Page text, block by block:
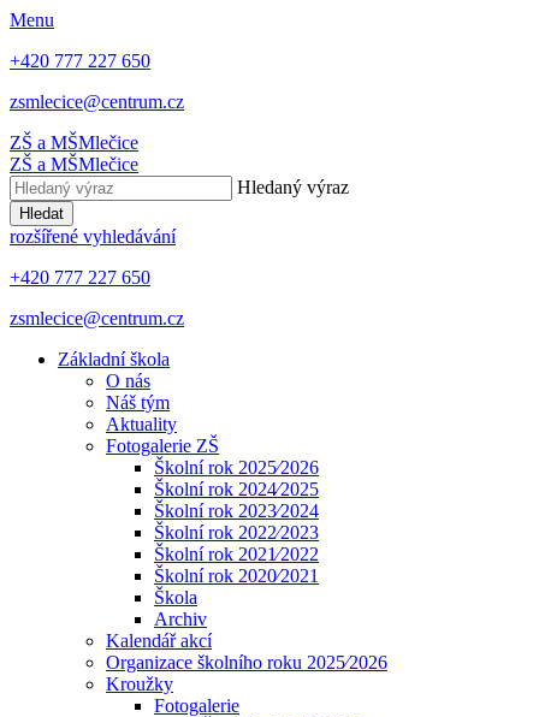
Menu
+420 777 227 650
zsmlecice@centrum.cz
ZŠ a MŠMlečice
ZŠ a MŠMlečice
Hledaný výraz
Hledat
rozšířené vyhledávání
+420 777 227 650
zsmlecice@centrum.cz
Základní škola
O nás
Náš tým
Aktuality
Fotogalerie ZŠ
Školní rok 2025⁄2026
Školní rok 2024⁄2025
Školní rok 2023⁄2024
Školní rok 2022⁄2023
Školní rok 2021⁄2022
Školní rok 2020⁄2021
Škola
Archiv
Kalendář akcí
Organizace školního roku 2025⁄2026
Kroužky
Fotogalerie